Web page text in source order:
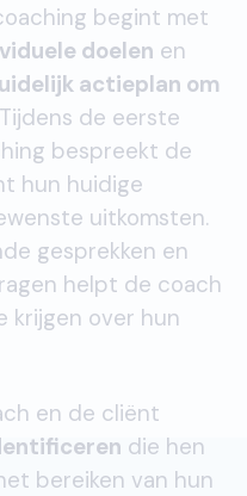
begint met
doelen en
actieplan om
Tijdens de eerste
bespreekt de
hun huidige
uitkomsten.
gesprekken en
helpt de coach
krijgen over hun
en de cliënt
die hen
bereiken van hun